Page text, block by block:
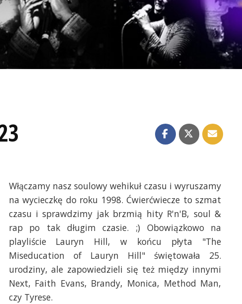
Włączamy nasz soulowy wehikuł czasu i wyruszamy
na wycieczkę do roku 1998. Ćwierćwiecze to szmat
czasu i sprawdzimy jak brzmią hity R'n'B, soul &
rap po tak długim czasie. ;) Obowiązkowo na
playliście Lauryn Hill, w końcu płyta "The
Miseducation of Lauryn Hill" świętowała 25.
urodziny, ale zapowiedzieli się też między innymi
Next, Faith Evans, Brandy, Monica, Method Man,
czy Tyrese.